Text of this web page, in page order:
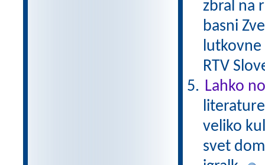
zbral na
basni
lutkovne
RTV
Lahko
veliko
svet